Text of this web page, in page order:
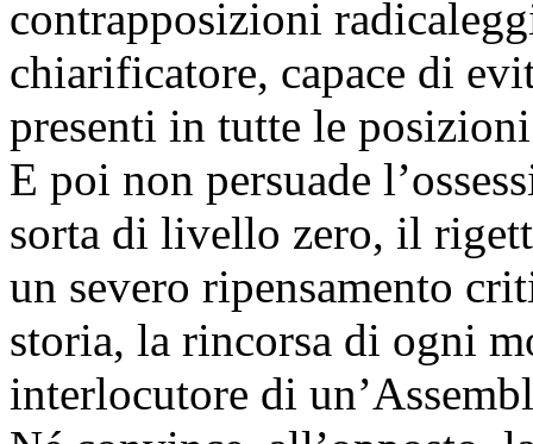
contrapposizioni
chiarificatore, capace di
presenti in tutte le
E poi non persuade
sorta di livello zero, il
un severo ripensamento
storia, la rincorsa di ogni
interlocutore di